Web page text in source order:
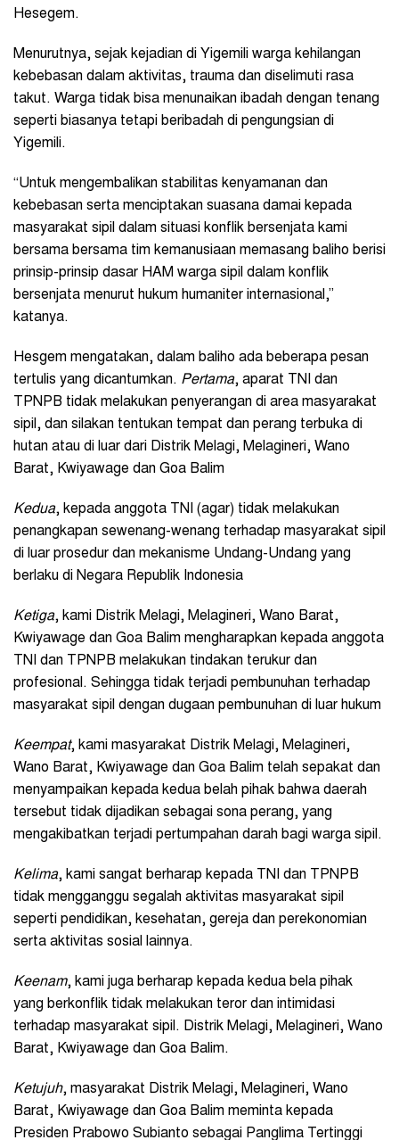
Hesegem.
Menurutnya, sejak kejadian di Yigemili warga kehilangan
kebebasan dalam aktivitas, trauma dan diselimuti rasa
takut. Warga tidak bisa menunaikan ibadah dengan tenang
seperti biasanya tetapi beribadah di pengungsian di
Yigemili.
“Untuk mengembalikan stabilitas kenyamanan dan
kebebasan serta menciptakan suasana damai kepada
masyarakat sipil dalam situasi konflik bersenjata kami
bersama bersama tim kemanusiaan memasang baliho berisi
prinsip-prinsip dasar HAM warga sipil dalam konflik
bersenjata menurut hukum humaniter internasional,”
katanya.
Hesgem mengatakan, dalam baliho ada beberapa pesan
tertulis yang dicantumkan. Pertama, aparat TNI dan
TPNPB tidak melakukan penyerangan di area masyarakat
sipil, dan silakan tentukan tempat dan perang terbuka di
hutan atau di luar dari Distrik Melagi, Melagineri, Wano
Barat, Kwiyawage dan Goa Balim
Kedua, kepada anggota TNI (agar) tidak melakukan
penangkapan sewenang-wenang terhadap masyarakat sipil
di luar prosedur dan mekanisme Undang-Undang yang
berlaku di Negara Republik Indonesia
Ketiga, kami Distrik Melagi, Melagineri, Wano Barat,
Kwiyawage dan Goa Balim mengharapkan kepada anggota
TNI dan TPNPB melakukan tindakan terukur dan
profesional. Sehingga tidak terjadi pembunuhan terhadap
masyarakat sipil dengan dugaan pembunuhan di luar hukum
Keempat, kami masyarakat Distrik Melagi, Melagineri,
Wano Barat, Kwiyawage dan Goa Balim telah sepakat dan
menyampaikan kepada kedua belah pihak bahwa daerah
tersebut tidak dijadikan sebagai sona perang, yang
mengakibatkan terjadi pertumpahan darah bagi warga sipil.
Kelima, kami sangat berharap kepada TNI dan TPNPB
tidak mengganggu segalah aktivitas masyarakat sipil
seperti pendidikan, kesehatan, gereja dan perekonomian
serta aktivitas sosial lainnya.
Keenam, kami juga berharap kepada kedua bela pihak
yang berkonflik tidak melakukan teror dan intimidasi
terhadap masyarakat sipil. Distrik Melagi, Melagineri, Wano
Barat, Kwiyawage dan Goa Balim.
Ketujuh, masyarakat Distrik Melagi, Melagineri, Wano
Barat, Kwiyawage dan Goa Balim meminta kepada
Presiden Prabowo Subianto sebagai Panglima Tertinggi